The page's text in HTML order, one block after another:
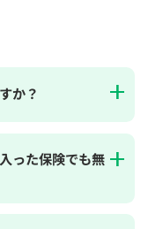
か？
った保険でも無